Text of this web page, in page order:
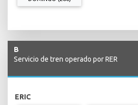
B
Servicio de tren operado por RER
ERIC